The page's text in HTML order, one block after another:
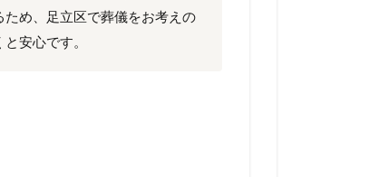
め、足立区で葬儀をお考えの
安心です。